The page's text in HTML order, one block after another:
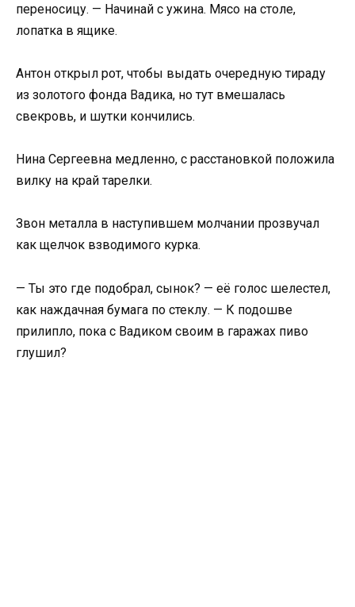
переносицу. — Начинай с ужина. Мясо на столе,
лопатка в ящике.
Антон открыл рот, чтобы выдать очередную тираду
из золотого фонда Вадика, но тут вмешалась
свекровь, и шутки кончились.
Нина Сергеевна медленно, с расстановкой положила
вилку на край тарелки.
Звон металла в наступившем молчании прозвучал
как щелчок взводимого курка.
— Ты это где подобрал, сынок? — её голос шелестел,
как наждачная бумага по стеклу. — К подошве
прилипло, пока с Вадиком своим в гаражах пиво
глушил?